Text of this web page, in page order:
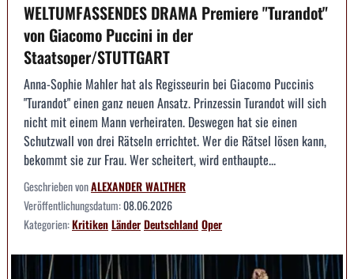
WELTUMFASSENDES DRAMA Premiere "Turandot"
von Giacomo Puccini in der
Staatsoper/STUTTGART
Anna-Sophie Mahler hat als Regisseurin bei Giacomo Puccinis
"Turandot" einen ganz neuen Ansatz. Prinzessin Turandot will sich
nicht mit einem Mann verheiraten. Deswegen hat sie einen
Schutzwall von drei Rätseln errichtet. Wer die Rätsel lösen kann,
bekommt sie zur Frau. Wer scheitert, wird enthaupte...
Geschrieben vonALEXANDER WALTHER
Veröffentlichungsdatum:08.06.2026
Kategorien:KritikenLänderDeutschlandOper